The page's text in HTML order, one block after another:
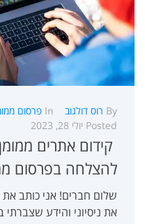
By רוס דולגוב In פרסום
Posted יולי 28, 2023
קידום אתרים
להצלחה בפרסום
שלום חברים! אני כותב
את ניסיוני והידע